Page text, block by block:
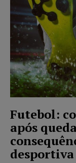
Futebol:
após
desportiva